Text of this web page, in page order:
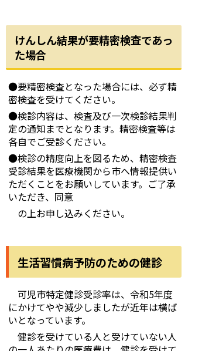
けんしん結果が要精密検査であっ
た場合
●要精密検査となった場合には、必ず精
密検査を受けてください。
●検診内容は、検査及び一次検診結果判
定の通知までとなります。精密検査等は
各自でご受診ください。
●検診の精度向上を図るため、精密検査
受診結果を医療機関から市へ情報提供い
ただくことをお願いしています。ご了承
いただき、同意
の上お申し込みください。
生活習慣病予防のための健診
可児市特定健診受診率は、令和5年度
にかけてやや減少しましたが近年は横ば
いとなっています。
健診を受けている人と受けていない人